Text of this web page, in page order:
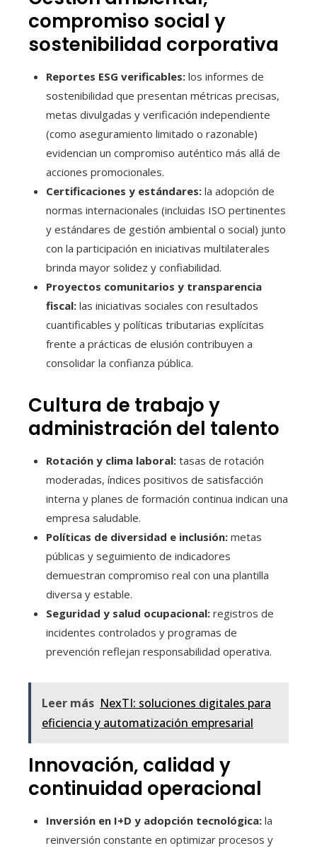
compromiso social y
sostenibilidad corporativa
Reportes ESG verificables: los informes de
sostenibilidad que presentan métricas precisas,
metas divulgadas y verificación independiente
(como aseguramiento limitado o razonable)
evidencian un compromiso auténtico más allá de
acciones promocionales.
Certificaciones y estándares: la adopción de
normas internacionales (incluidas ISO pertinentes
y estándares de gestión ambiental o social) junto
con la participación en iniciativas multilaterales
brinda mayor solidez y confiabilidad.
Proyectos comunitarios y transparencia
fiscal: las iniciativas sociales con resultados
cuantificables y políticas tributarias explícitas
frente a prácticas de elusión contribuyen a
consolidar la confianza pública.
Cultura de trabajo y
administración del talento
Rotación y clima laboral: tasas de rotación
moderadas, índices positivos de satisfacción
interna y planes de formación continua indican una
empresa saludable.
Políticas de diversidad e inclusión: metas
públicas y seguimiento de indicadores
demuestran compromiso real con una plantilla
diversa y estable.
Seguridad y salud ocupacional: registros de
incidentes controlados y programas de
prevención reflejan responsabilidad operativa.
Leer más NexTI: soluciones digitales para
eficiencia y automatización empresarial
Innovación, calidad y
continuidad operacional
Inversión en I+D y adopción tecnológica: la
reinversión constante en optimizar procesos y